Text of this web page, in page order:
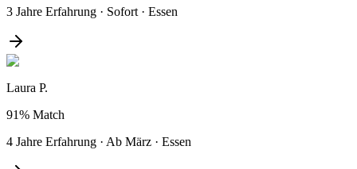
3 Jahre Erfahrung · Sofort · Essen
Laura P.
91% Match
4 Jahre Erfahrung · Ab März · Essen